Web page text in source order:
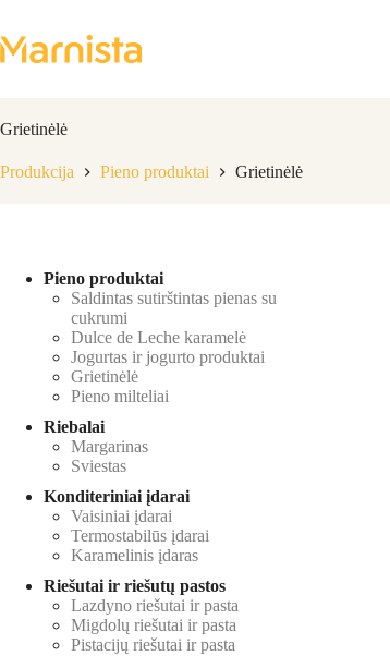
content
Grietinėlė
Produkcija Pieno produktai Grietinėlė
Pieno produktai
Saldintas sutirštintas pienas su
cukrumi
Dulce de Leche karamelė
Jogurtas ir jogurto produktai
Grietinėlė
Pieno milteliai
Riebalai
Margarinas
Sviestas
Konditeriniai įdarai
Vaisiniai įdarai
Termostabilūs įdarai
Karamelinis įdaras
Riešutai ir riešutų pastos
Lazdyno riešutai ir pasta
Migdolų riešutai ir pasta
Pistacijų riešutai ir pasta